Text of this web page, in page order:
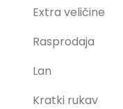
Extra veličine
Rasprodaja
Lan
Kratki rukav